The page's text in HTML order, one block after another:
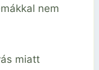
nem
miatt